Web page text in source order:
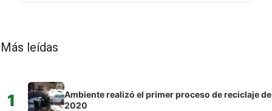
Más leídas
1
Ambiente realizó el primer proceso de reciclaje de
2020